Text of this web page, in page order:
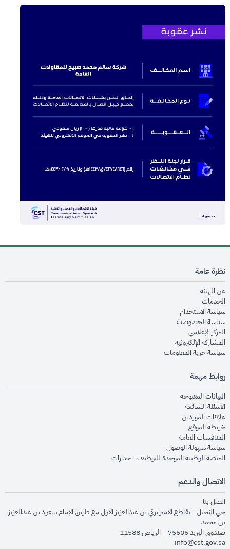
نظرة عامة
عن الهيئةopens in new window
الخدماتopens in new window
سياسة الاستخدام
سياسة الخصوصيةopens in new window
المركز الإعلاميopens in new window
المشاركة الإلكترونيةopens in new window
سياسة حرية المعلوماتopens in new window
روابط مهمة
البيانات المفتوحةopens in new window
الأسئلة الشائعةopens in new window
علاقات الموردينopens in new window
خريطة الموقعopens in new window
المنافسات العامةopens in new window
سياسة سهولة الوصولopens in new window
المنصة الوطنية الموحدة للتوظيف - جداراتopens in new window
الاتصال والدعم
اتصل بنا
حي النخيل - تقاطع الأمير تركي بن عبدالعزيز الأول مع طريق الإمام سعود بن عبدالعزيز
بن محمد
صندوق البريد 75606 – الرياض 11588
info@cst.gov.sa